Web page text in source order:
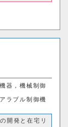
湿度環境改善
器，機械制御
ラブル制御機
開発と在宅リ